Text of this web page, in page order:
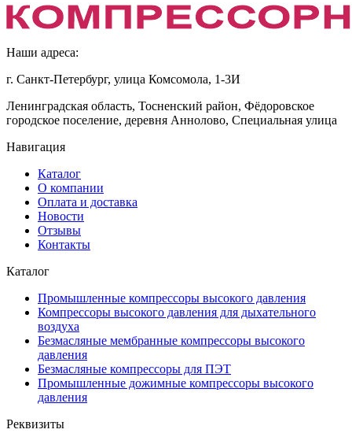
Наши адреса:
г. Санкт-Петербург, улица Комсомола, 1-3И
Ленинградская область, Тосненский район, Фёдоровское
городское поселение, деревня Аннолово, Специальная улица
Навигация
Каталог
О компании
Оплата и доставка
Новости
Отзывы
Контакты
Каталог
Промышленные компрессоры высокого давления
Компрессоры высокого давления для дыхательного
воздуха
Безмасляные мембранные компрессоры высокого
давления
Безмасляные компрессоры для ПЭТ
Промышленные дожимные компрессоры высокого
давления
Реквизиты